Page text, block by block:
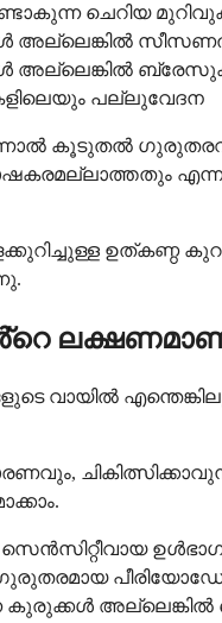
ചെറിയ
സീസണൽ
അല്ലെങ്കിൽ
പല്ലുവേദന
കൂടുതൽ
വായിൽ
സെൻസിറ്റീവായ
ഗുരുതരമായ
കുരുക്കൾ